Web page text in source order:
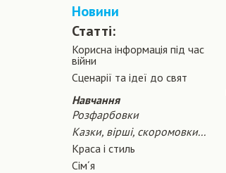
Новини
Статті:
Корисна інформація під час
війни
Сценарiї та iдеї до свят
Навчання
Розфарбовки
Казки, вірші, скоромовки...
Краса і стиль
Сiм´я